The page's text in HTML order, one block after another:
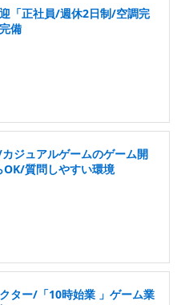
「正社員/週休2日制/空調完
備
ジュアルゲームのゲーム開
質問しやすい環境
ター/「10時始業 」ゲーム業